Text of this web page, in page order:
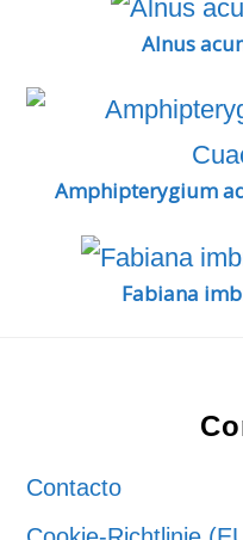
Alnus
Amphipterygium
Fabiana
Contacto